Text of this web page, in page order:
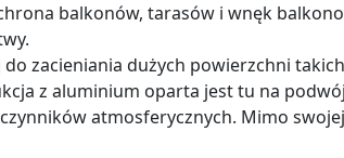
balkonów, tarasów i wnęk
zacieniania dużych powierzchni
z aluminium oparta jest tu na
atmosferycznych. Mimo